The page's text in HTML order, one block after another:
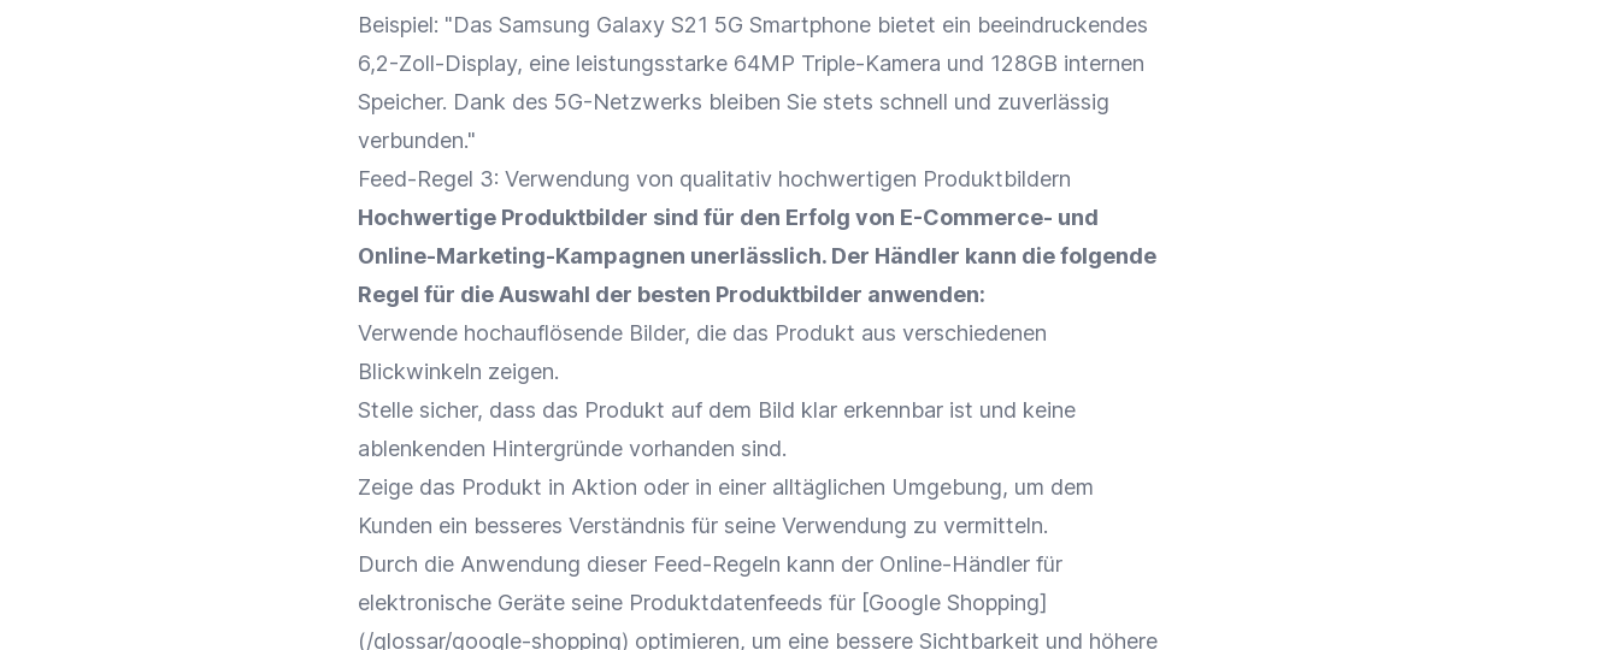
Beispiel: "Das Samsung Galaxy S21 5G Smartphone bietet ein beeindruckendes
6,2-Zoll-Display, eine leistungsstarke 64MP Triple-Kamera und 128GB internen
Speicher. Dank des 5G-Netzwerks bleiben Sie stets schnell und zuverlässig
verbunden."
Feed-Regel 3: Verwendung von qualitativ hochwertigen Produktbildern
Hochwertige Produktbilder sind für den Erfolg von E-Commerce- und
Online-Marketing-Kampagnen unerlässlich. Der Händler kann die folgende
Regel für die Auswahl der besten Produktbilder anwenden:
Verwende hochauflösende Bilder, die das Produkt aus verschiedenen
Blickwinkeln zeigen.
Stelle sicher, dass das Produkt auf dem Bild klar erkennbar ist und keine
ablenkenden Hintergründe vorhanden sind.
Zeige das Produkt in Aktion oder in einer alltäglichen Umgebung, um dem
Kunden ein besseres Verständnis für seine Verwendung zu vermitteln.
Durch die Anwendung dieser Feed-Regeln kann der Online-Händler für
elektronische Geräte seine Produktdatenfeeds für [Google Shopping]
(/glossar/google-shopping) optimieren, um eine bessere Sichtbarkeit und höhere